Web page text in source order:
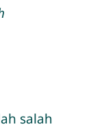
salah